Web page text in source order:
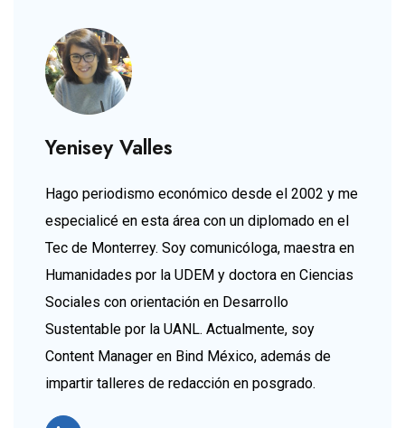
Yenisey Valles
Hago periodismo económico desde el 2002 y me
especialicé en esta área con un diplomado en el
Tec de Monterrey. Soy comunicóloga, maestra en
Humanidades por la UDEM y doctora en Ciencias
Sociales con orientación en Desarrollo
Sustentable por la UANL. Actualmente, soy
Content Manager en Bind México, además de
impartir talleres de redacción en posgrado.